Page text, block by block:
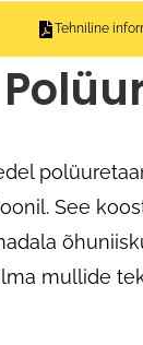
Tehniline
See
mullide